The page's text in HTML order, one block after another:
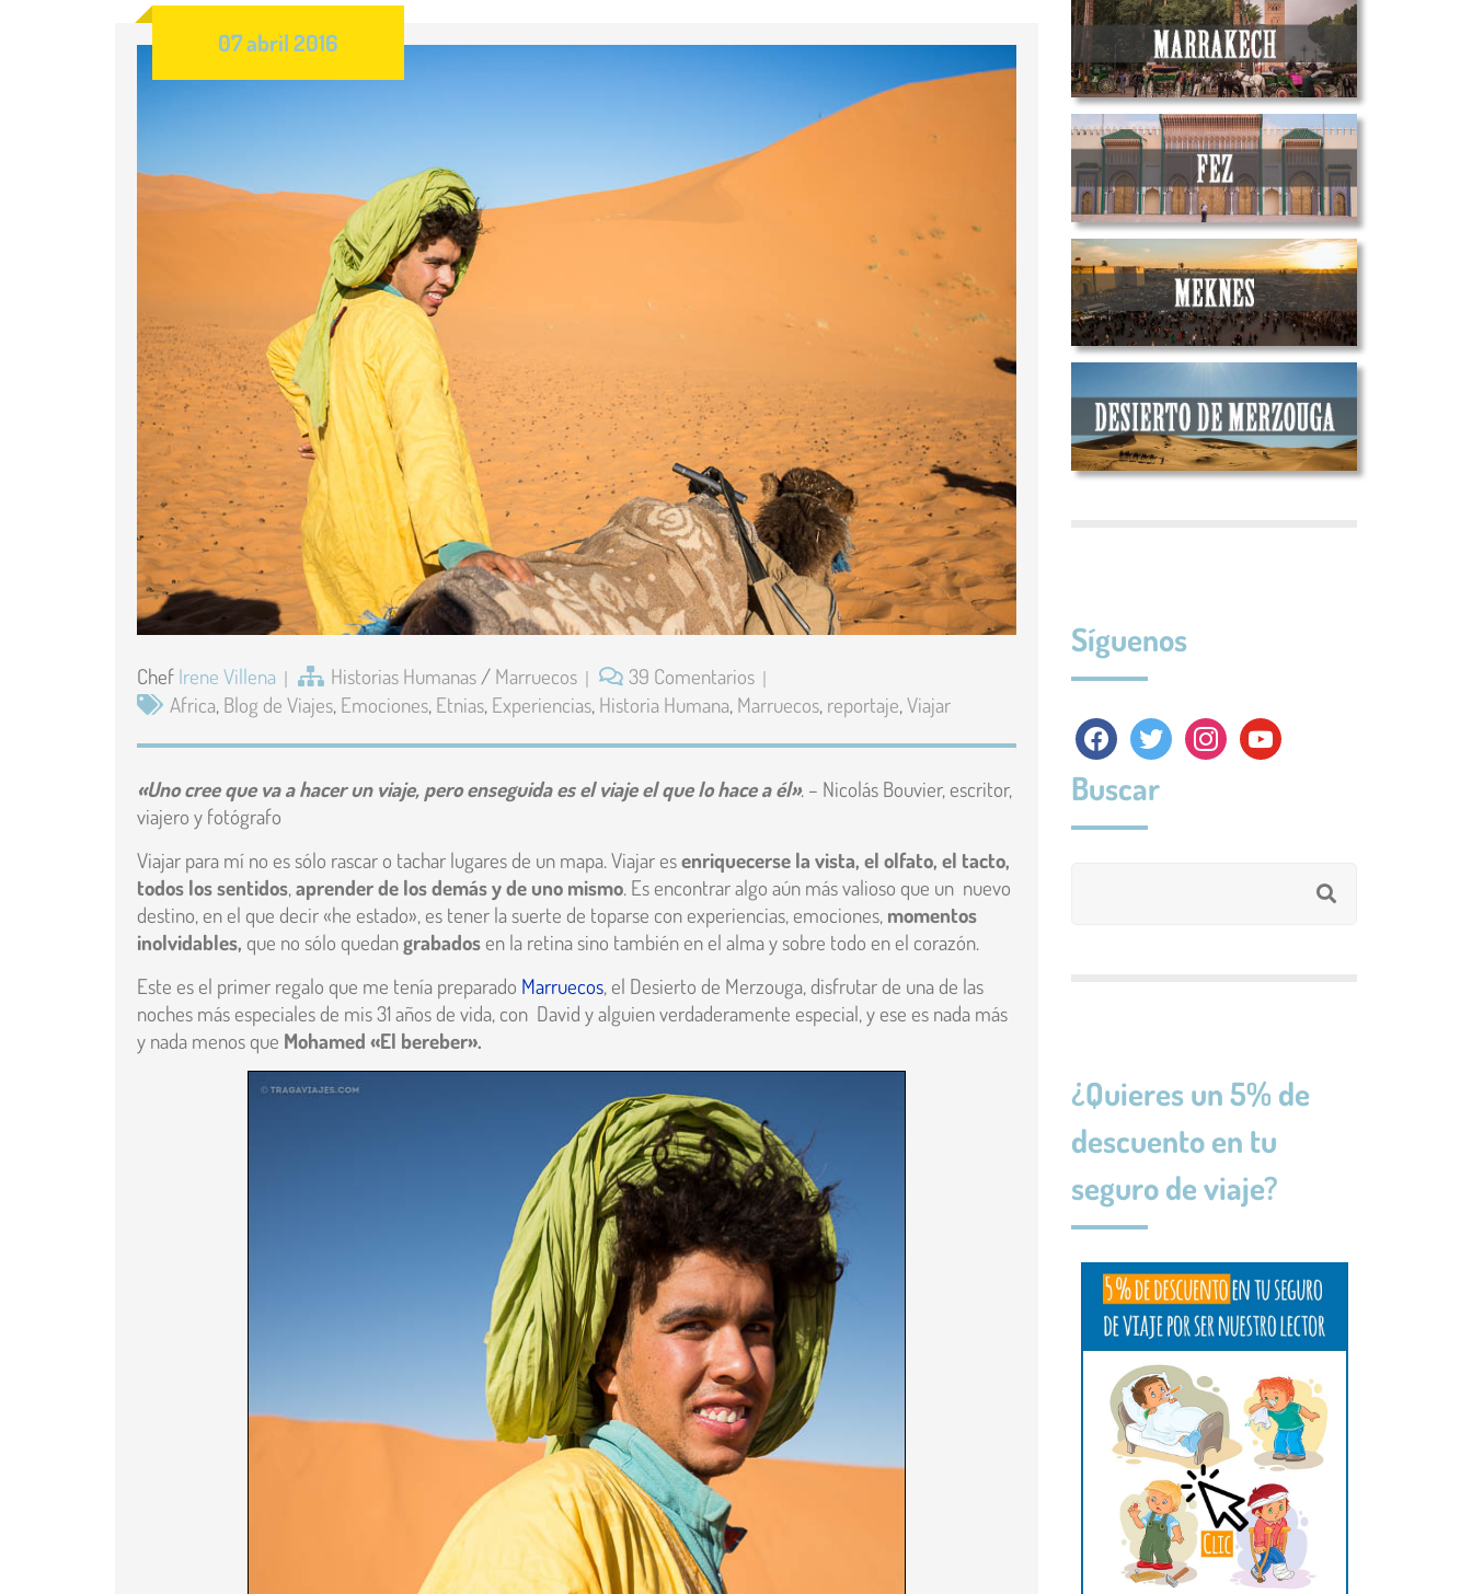
Andalucía
Madrid
07 abril 2016
Chef Irene Villena Historias Humanas / Marruecos
39 Comentarios
Africa, Blog de Viajes, Emociones, Etnias, Experiencias, Historia Humana, Marruecos, reportaje, Viajar
«Uno cree que va a hacer un viaje, pero enseguida es el viaje el que lo hace a él». – Nicolás Bouvier, escritor,
viajero y fotógrafo
Viajar para mí no es sólo rascar o tachar lugares de un mapa. Viajar esenriquecerse la vista, el olfato, el tacto,
todos los sentidos, aprender de los demás y de uno mismo. Es encontrar algo aún más valioso que un nuevo
destino, en el que decir «he estado», es tener la suerte de toparse con experiencias, emociones, momentos
inolvidables, que no sólo quedangrabados en la retina sino también en el alma y sobre todo en el corazón.
Este es el primer regalo que me tenía preparado Marruecos, el Desierto de Merzouga, disfrutar de una de las
noches más especiales de mis 31 años de vida, con David y alguien verdaderamente especial, y ese es nada más
y nada menos que Mohamed «El bereber».
Síguenos
facebooktwitter instagramyoutube
Buscar
¿Quieres un 5% de
descuento en tu
seguro de viaje?